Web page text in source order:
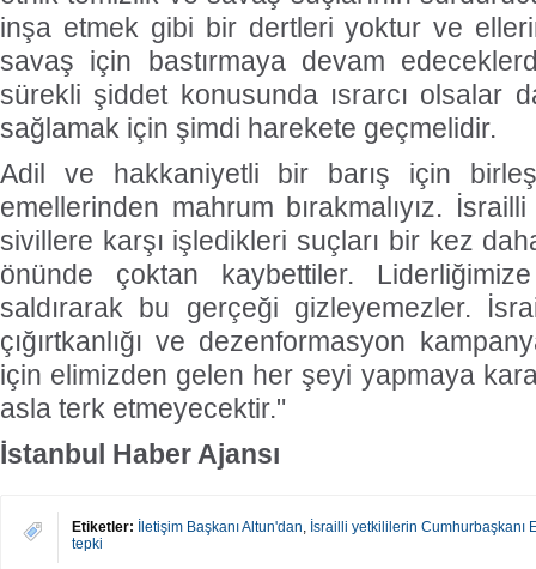
inşa etmek gibi bir dertleri yoktur ve
savaş için bastırmaya devam
sürekli şiddet konusunda ısrarcı olsalar
sağlamak için şimdi harekete geçmelidir.
Adil ve hakkaniyetli bir barış için
emellerinden mahrum bırakmalıyız.
sivillere karşı işledikleri suçları bir kez
önünde çoktan kaybettiler.
saldırarak bu gerçeği gizleyemezler.
çığırtkanlığı ve dezenformasyon
için elimizden gelen her şeyi yapmaya
asla terk etmeyecektir."
İstanbul Haber Ajansı
Etiketler: İletişim Başkanı Altun'dan, İsrailli yetkililerin Cumhurbaşkanı
tepki